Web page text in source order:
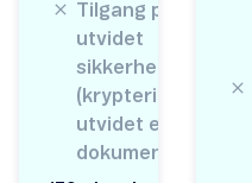
Tilgang på
utvidet
sikkerhetspakke
(kryptering,
utvidet e-post og
dokumentsikring)